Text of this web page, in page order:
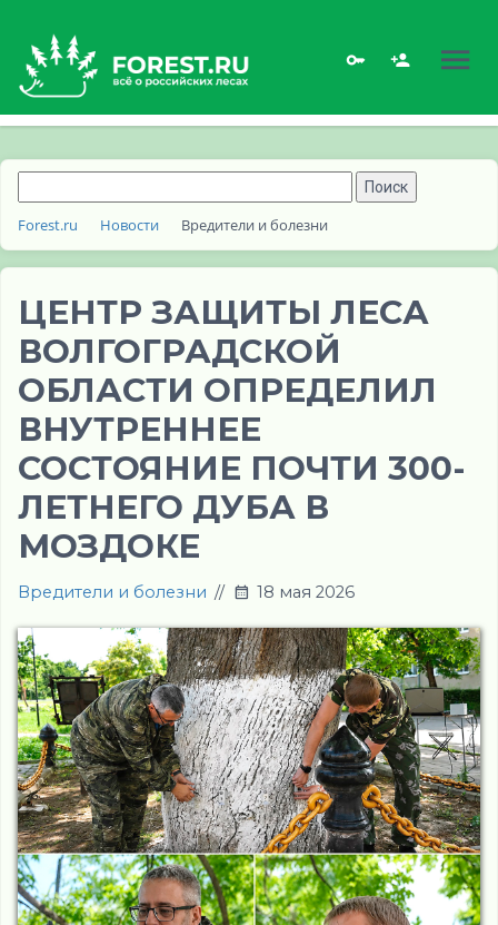
Forest.ru Новости Вредители и болезни
ЦЕНТР ЗАЩИТЫ ЛЕСА
ВОЛГОГРАДСКОЙ
ОБЛАСТИ ОПРЕДЕЛИЛ
ВНУТРЕННЕЕ
СОСТОЯНИЕ ПОЧТИ 300-
ЛЕТНЕГО ДУБА В
МОЗДОКЕ
Вредители и болезни // 18 мая 2026